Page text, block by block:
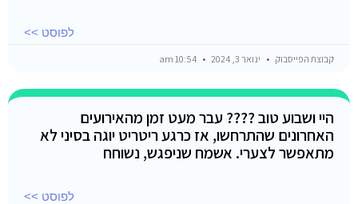
לפוסט >>
קבוצת הפייסבוק ינואר 3, 2024
היי ושבוע טוב ???? עבר מעט זמן מהאירועים
האחרונים שהתרחשו, אז כרגע ריטריט יוגה בסיני לא
מתאפשר לצערי. אשמח שניפגש, נשוחח
לפוסט >>